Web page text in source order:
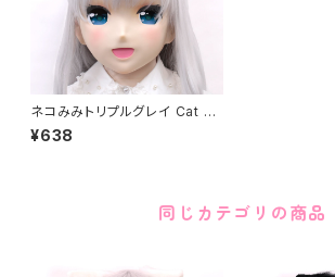
ネコみみトリプルグレイ Cat ea
r Triple Gray
¥638
同じカテゴリの商品